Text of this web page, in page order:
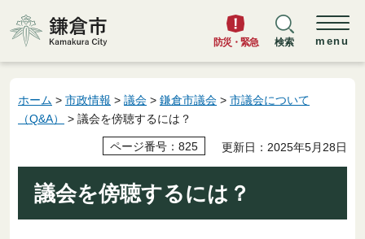
鎌倉市
防災・緊急 検索 menu
ホーム > 市政情報 > 議会 > 鎌倉市議会 > 市議会について
（Q&A）
> 議会を傍聴するには？
ページ番号：825 更新日：2025年5月28日
議会を傍聴するには？